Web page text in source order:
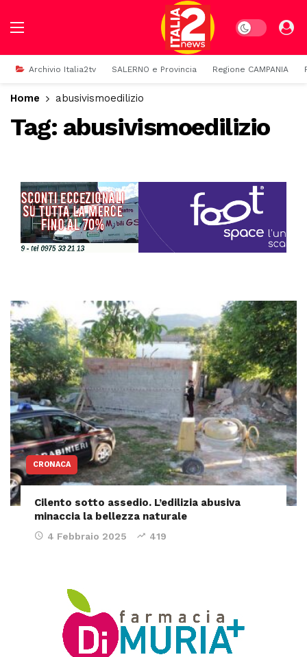
Dark mode
Archivio Italia2tv SALERNO e Provincia Regione CAMPANIA
Home abusivismoedilizio
Tag: abusivismoedilizio
CRONACA
Cilento sotto assedio. L’edilizia abusiva
minaccia la bellezza naturale
4 Febbraio 2025 419